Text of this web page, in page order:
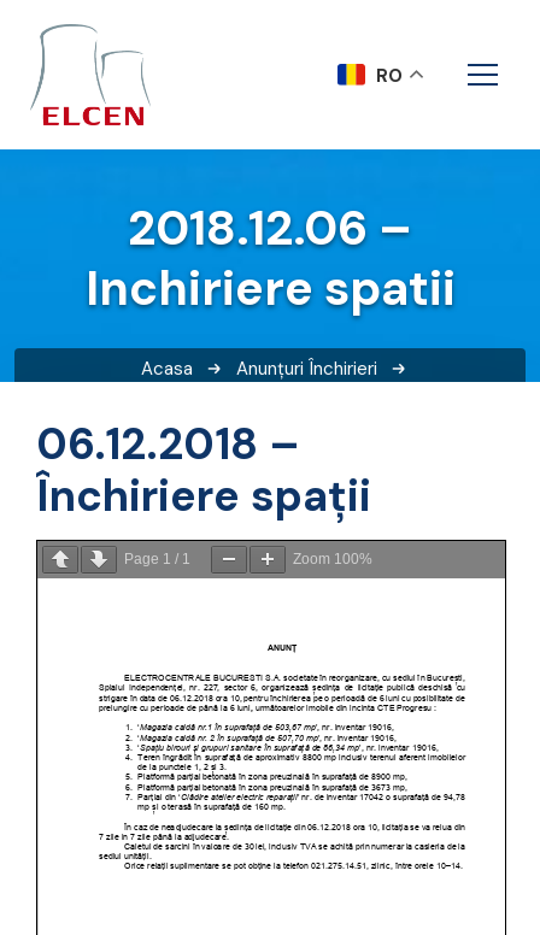
2018.12.06 –
Inchiriere spatii
Acasa Anunțuri Închirieri
06.12.2018 –
Închiriere spații
Page 1 / 1 Zoom 100%
RO